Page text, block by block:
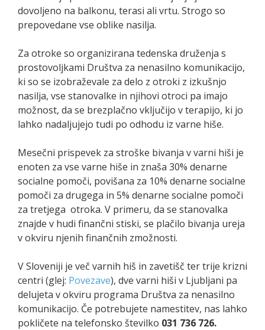
dovoljeno na balkonu, terasi ali vrtu. Strogo so
prepovedane vse oblike nasilja.
Za otroke so organizirana tedenska druženja s
prostovoljkami Društva za nenasilno komunikacijo,
ki so se izobraževale za delo z otroki z izkušnjo
nasilja, vse stanovalke in njihovi otroci pa imajo
možnost, da se brezplačno vključijo v terapijo, ki jo
lahko nadaljujejo tudi po odhodu iz varne hiše.
Mesečni prispevek za stroške bivanja v varni hiši je
enoten za vse varne hiše in znaša 30% denarne
socialne pomoči, povišana za 10% denarne socialne
pomoči za drugega in 5% denarne socialne pomoči
za tretjega otroka. V primeru, da se stanovalka
znajde v hudi finančni stiski, se plačilo bivanja ureja
v okviru njenih finančnih zmožnosti.
V Sloveniji je več varnih hiš in zavetišč ter trije krizni
centri (glej: Povezave), dve varni hiši v Ljubljani pa
delujeta v okviru programa Društva za nenasilno
komunikacijo. Če potrebujete namestitev, nas lahko
pokličete na telefonsko številko 031 736 726.